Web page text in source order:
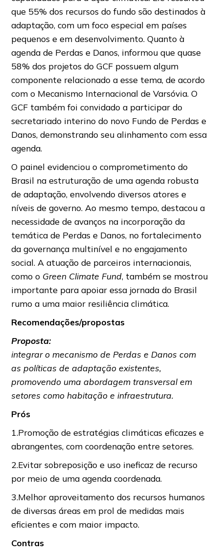
que 55% dos recursos do fundo são destinados à
adaptação, com um foco especial em países
pequenos e em desenvolvimento. Quanto à
agenda de Perdas e Danos, informou que quase
58% dos projetos do GCF possuem algum
componente relacionado a esse tema, de acordo
com o Mecanismo Internacional de Varsóvia. O
GCF também foi convidado a participar do
secretariado interino do novo Fundo de Perdas e
Danos, demonstrando seu alinhamento com essa
agenda.
O painel evidenciou o comprometimento do
Brasil na estruturação de uma agenda robusta
de adaptação, envolvendo diversos atores e
níveis de governo. Ao mesmo tempo, destacou a
necessidade de avanços na incorporação da
temática de Perdas e Danos, no fortalecimento
da governança multinível e no engajamento
social. A atuação de parceiros internacionais,
como o Green Climate Fund, também se mostrou
importante para apoiar essa jornada do Brasil
rumo a uma maior resiliência climática.
Recomendações/propostas
Proposta:
integrar o mecanismo de Perdas e Danos com
as políticas de adaptação existentes,
promovendo uma abordagem transversal em
setores como habitação e infraestrutura.
Prós
1.Promoção de estratégias climáticas eficazes e
abrangentes, com coordenação entre setores.
2.Evitar sobreposição e uso ineficaz de recurso
por meio de uma agenda coordenada.
3.Melhor aproveitamento dos recursos humanos
de diversas áreas em prol de medidas mais
eficientes e com maior impacto.
Contras